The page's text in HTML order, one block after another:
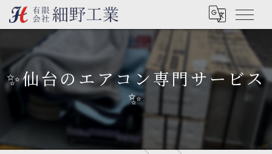
✨仙台のエアコン専門サービス
✨